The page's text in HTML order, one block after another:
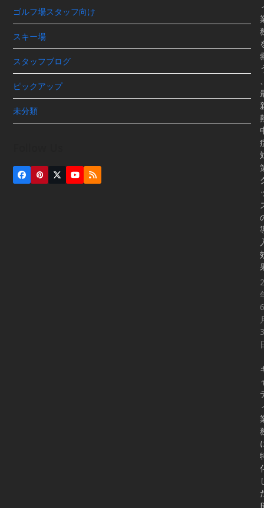
ゴルフ場スタッフ向け
スキー場
スタッフブログ
ピックアップ
未分類
Facebook
Pinterest
Twitter
(deprecated)
YouTube
RSS
6